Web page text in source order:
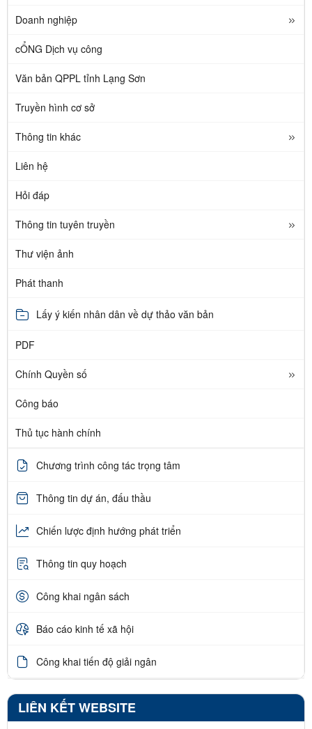
Doanh nghiệp
cỔNG Dịch vụ công
Văn bản QPPL tỉnh Lạng Sơn
Truyền hình cơ sở
Thông tin khác
Liên hệ
Hỏi đáp
Thông tin tuyên truyền
Thư viện ảnh
Phát thanh
Lấy ý kiến nhân dân về dự thảo văn bản
PDF
Chính Quyền số
Công báo
Thủ tục hành chính
Chương trình công tác trọng tâm
Thông tin dự án, đấu thầu
Chiến lược định hướng phát triển
Thông tin quy hoạch
Công khai ngân sách
Báo cáo kinh tế xã hội
Công khai tiến độ giải ngân
LIÊN KẾT WEBSITE